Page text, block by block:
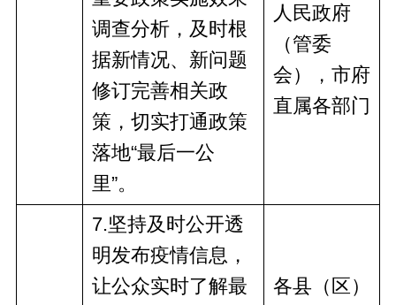
调查分析，及时根
据新情况、新问题
修订完善相关政
策，切实打通政策
落地“最后一公
里”。
人民政府
（管委
会），市府
直属各部门
7.坚持及时公开透
明发布疫情信息，
让公众实时了解最
各县（区）